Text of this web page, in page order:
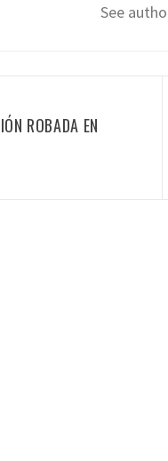
See
ROBADA EN